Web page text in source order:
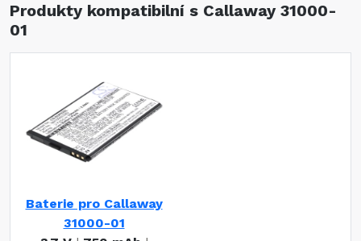
Produkty kompatibilní s Callaway 31000-
01
Baterie pro Callaway
31000-01